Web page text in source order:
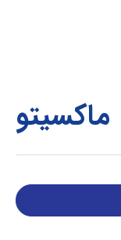
ماکسیتو